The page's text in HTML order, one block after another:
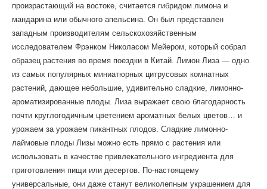
произрастающий на востоке, считается гибридом лимона и
мандарина или обычного апельсина. Он был представлен
западным производителям сельскохозяйственным
исследователем Фрэнком Николасом Мейером, который собрал
образец растения во время поездки в Китай. Лимон Лиза — одно
из самых популярных миниатюрных цитрусовых комнатных
растений, дающее небольшие, удивительно сладкие, лимонно-
ароматизированные плоды. Лиза выражает свою благодарность
почти круглогодичным цветением ароматных белых цветов… и
урожаем за урожаем пикантных плодов. Сладкие лимонно-
лаймовые плоды Лизы можно есть прямо с растения или
использовать в качестве привлекательного ингредиента для
приготовления пищи или десертов. По-настоящему
универсальные, они даже станут великолепным украшением для